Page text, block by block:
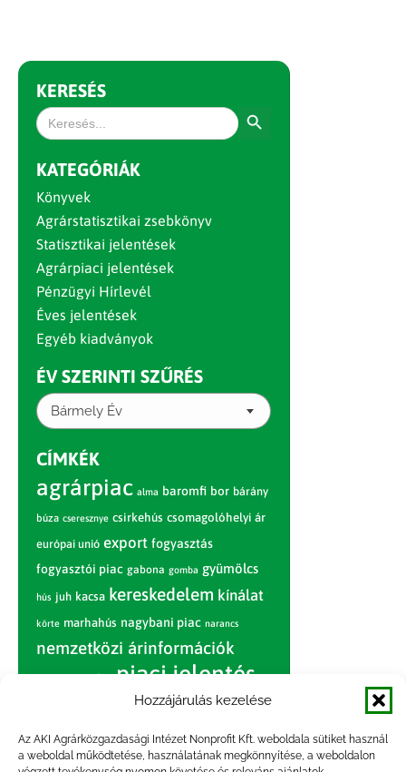
Hozzájárulás kezelése
Az AKI Agrárközgazdasági Intézet Nonprofit Kft. weboldala sütiket használ
a weboldal működtetése, használatának megkönnyítése, a weboldalon
KERESÉS
Search
for:
KATEGÓRIÁK
Könyvek
Agrárstatisztikai zsebkönyv
Statisztikai jelentések
Agrárpiaci jelentések
Pénzügyi Hírlevél
Éves jelentések
Egyéb kiadványok
ÉV SZERINTI SZŰRÉS
Bármely Év
CÍMKÉK
agrárpiac alma baromfi bor bárány
búza cseresznye csirkehús csomagolóhelyi ár
európai unió export fogyasztás
fogyasztói piac gabona gomba gyümölcs
hús juh kacsa kereskedelem kínálat
körte marhahús nagybani piac narancs
nemzetközi árinformációk
piac piaci jelentés
sertés sertéshús
szarvasmarha termelés termelői
ár tojás világpiac vágóbárány